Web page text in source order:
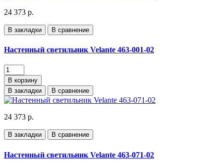
24 373 р.
В закладки В сравнение
Настенный светильник Velante 463-001-02
В корзину
В закладки
В сравнение
24 373 р.
В закладки В сравнение
Настенный светильник Velante 463-071-02